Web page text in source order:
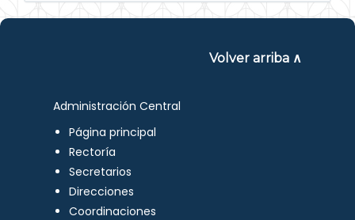
Volver arriba ∧
Administración Central
Página principal
Rectoría
Secretarios
Direcciones
Coordinaciones